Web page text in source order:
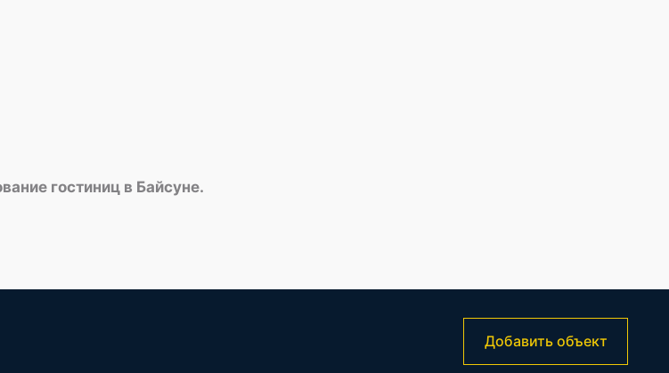
гостиниц в Байсуне.
Добавить объект